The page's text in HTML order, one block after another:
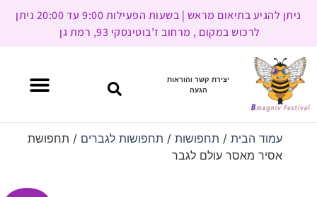
ניתן להגיע בתיאום מראש | בשעות הפעילות 9:00 עד 20:00 ניתן
לרכוש במקום , מרחוב ז’בוטינסקי 93, רמת גן
יצירת קשר והוראות
הגעה
עמוד הבית/ תחפושות/ תחפושות לגברים / תחפושת
אסיר מאסר עולם לגבר